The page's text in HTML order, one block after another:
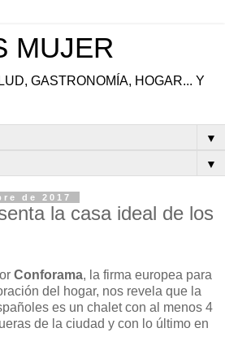
MUJER
GASTRONOMÍA, HOGAR... Y
▼
▼
de 2017
la casa ideal de los
Conforama, la firma europea para
del hogar, nos revela que la
es un chalet con al menos 4
de la ciudad y con lo último en